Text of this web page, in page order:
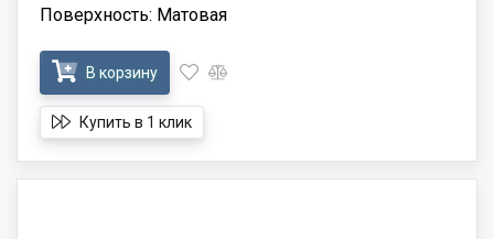
Поверхность: Матовая
В корзину
Купить в 1 клик